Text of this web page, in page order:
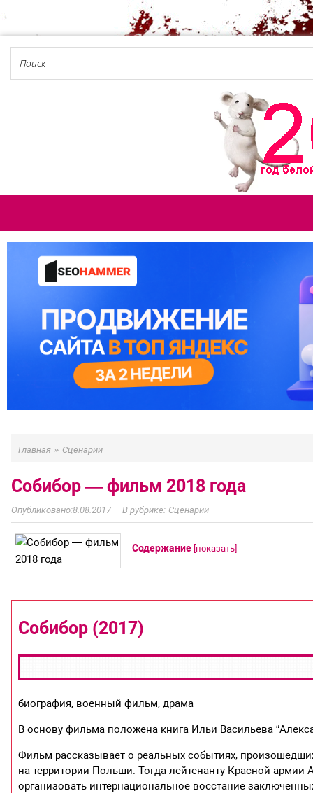
Главная » Сценарии
Собибор — фильм 2018 года
8.08.2017 Сценарии
Содержание [показать]
Собибор (2017)
биография, военный фильм, драма
В основу фильма положена книга Ильи Васильева
Фильм рассказывает о реальных событиях,
на территории Польши. Тогда лейтенанту Красной
организовать интернациональное восстание